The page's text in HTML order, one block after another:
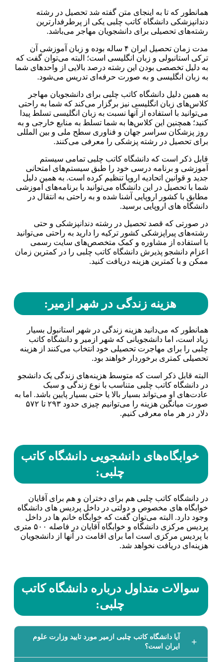
همانطور که تا به اینجای متن گفته شد تحصیل در رشته
دندانپزشکی دانشگاه کاتب چلبی یکی از پرطرفدارترین
رشته‌های تحصیلی برای دانشجویان مهاجر می‌باشد.
مدت زمان تحصیل ایران ۴ ساله بوده و زبان آموزشی آن
ترکی استانبولی و زبان انگلیسی است؛ البته می‌توان گفت که
به دلیل تخصصی بودن این رشته درصد بالایی از واحدهای شما
به زبان انگلیسی و به صورت حرفه‌ای تدریس می‌شود.
به همین دلیل دانشگاه کاتب چلبی برای دانشجویان مهاجر
کلاس‌های زبان انگلیسی نیز برگزار می‌کند که شما به راحتی
می‌توانید با استفاده از آنها نسبت به زبان انگلیسی تسلط پیدا
کنید؛ همچنین این کلاس‌ها به شما تسلط به منابع خارجی و به
روز پزشکان سراسر جهان و فناوری سطح ملی و بین‌ المللی
برای تحصیل در رشته پزشکی را معرفی می‌کنند.
قابل ذکر است که دانشگاه کاتب چلبی تمامی سیستم
آموزشی و برنامه درسی خود را طبق سیستم‌های امتحانی
جدید و قوانین اتحادیه اروپا تنظیم کرده است. به همین دلیل
شما با تحصیل در این دانشگاه می‌توانید با برنامه‌های آموزشی
مطابق با کشور اروپایی آشنا شده و به راحتی به انتقال در
دانشگاه های اروپایی برسید.
در صورتی که قصد تحصیل در رشته دندانپزشکی و حتی
رشته‌های پیراپزشکی کشور ترکیه را دارید به راحتی می‌توانید
با استفاده از مشاوره و کمک متخصص‌های سایت رسمی
اعزام دانشجو پذیرش دانشگاه کاتب چلبی را در کمترین زمان
ممکن و با کمترین هزینه دریافت کنید.
هزینه زندگی در شهر ازمیر:
همانطور که می‌دانید هزینه زندگی در شهر استانبول بسیار
زیاد است، اما دانشجویانی که شهر ازمیر و دانشگاه کاتب
چلبی را برای مهاجرت تحصیلی خود انتخاب می‌کنند از هزینه
تحصیلی کمتری برخوردار خواهند بود.
البته قابل ذکر است که متوسط هزینه‌های زندگی یک دانشجو
در دانشگاه کاتب چلبی متناسب با نوع زندگی و سبک
عادت‌های او می‌تواند بسیار بالا یا حتی بسیار پایین باشد. اما به
صورت میانگین هزینه را می‌توانیم چیزی حدود ۲۹۳ تا ۵۷۲
دلار در هر ماه معرفی کنیم.
خوابگاه‌های دانشجویی دانشگاه کاتب
چلبی:
در دانشگاه کاتب چلبی هم برای دختران و هم برای آقایان
خوابگاه‌ های مخصوص و دولتی در داخل پردیس‌ های دانشگاه
وجود دارد. البته می‌توان گفت که خوابگاه خانم‌ ها در داخل
پردیس مرکزی دانشگاه و خوابگاه آقایان در فاصله ۵۰۰ متری
با پردیس مرکزی است اما برای اقامت در آنها از دانشجویان
هزینه‌ای دریافت نخواهد شد.
سوالات متداول درباره دانشگاه کاتب
چلبی:
آیا دانشگاه کاتب چلبی ازمیر مورد تایید وزارت علوم
ایران است؟